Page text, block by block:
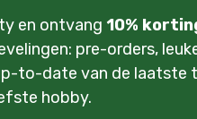
en ontvang 10%
pre-orders,
to-date van de laatste
hobby.